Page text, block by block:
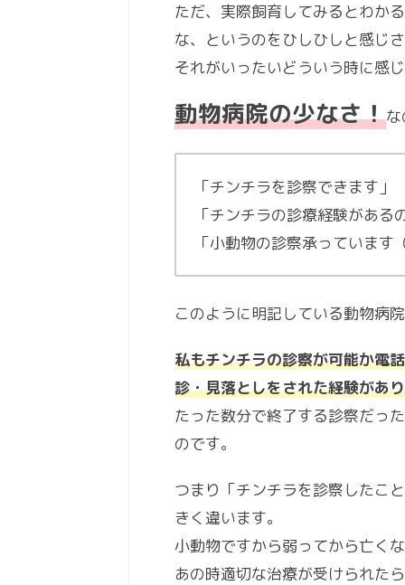
ただ、実際飼育してみるとわか
な、というのをひしひしと感じ
それがいったいどういう時に感
動物病院の少なさ！
「チンチラを診察できます」
「チンチラの診療経験がある
「小動物の診察承っています
このように明記している動物病
私もチンチラの診察が可能か電
診・見落としをされた経験があ
たった数分で終了する診察だっ
のです。
つまり「チンチラを診察したこ
きく違います。
小動物ですから弱ってから亡く
あの時適切な治療が受けられた